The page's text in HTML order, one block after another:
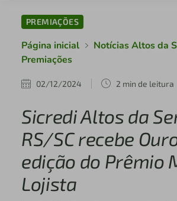
PREMIAÇÕES
Página inicial
Notícias Altos da
Premiações
02/12/2024 2 min de leitura
Sicredi Altos da
RS/SC recebe
edição do Prêmio
Lojista